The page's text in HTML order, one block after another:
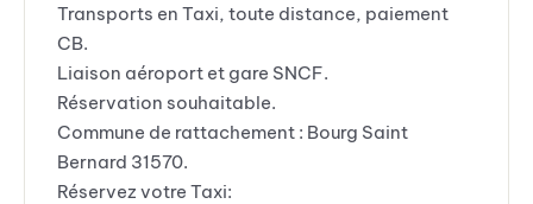
Transports en Taxi, toute distance, paiement
CB.
Liaison aéroport et gare SNCF.
Réservation souhaitable.
Commune de rattachement : Bourg Saint
Bernard 31570.
Réservez votre Taxi: